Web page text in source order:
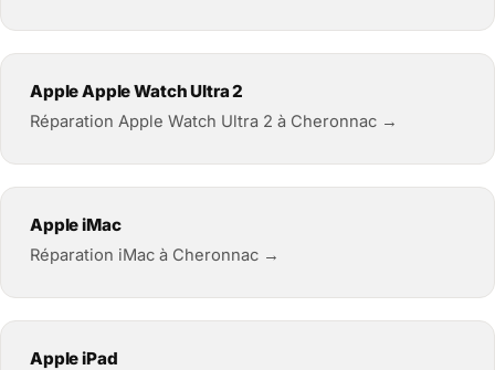
Apple Apple Watch Ultra 2
Réparation Apple Watch Ultra 2 à Cheronnac →
Apple iMac
Réparation iMac à Cheronnac →
Apple iPad